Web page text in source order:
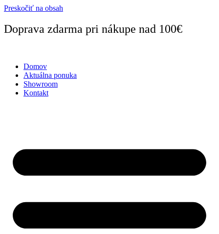
Preskočiť na obsah
Doprava zdarma pri nákupe nad 100€
Domov
Aktuálna ponuka
Showroom
Kontakt